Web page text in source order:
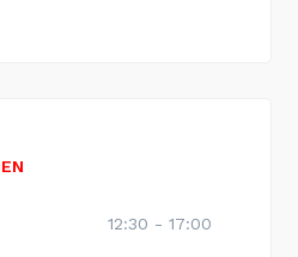
12:30 - 17:00